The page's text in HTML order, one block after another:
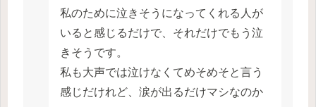
私のために泣きそうになってくれる人が
いると感じるだけで、それだけでもう泣
きそうです。
私も大声では泣けなくてめそめそと言う
感じだけれど、涙が出るだけマシなのか